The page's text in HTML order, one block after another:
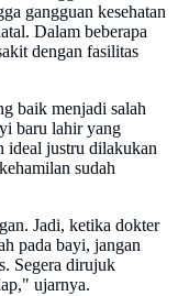
gangguan kesehatan
Dalam beberapa
dengan fasilitas
baik menjadi salah
baru lahir yang
ideal justru dilakukan
sudah
Jadi, ketika dokter
pada bayi, jangan
Segera dirujuk
ujarnya.